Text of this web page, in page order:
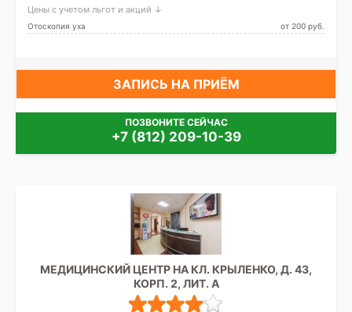
Цены с учетом льгот и акций ↓
Отоскопия уха от 200 pуб.
ЗАПИСЬ НА ПРИЁМ
ПОЗВОНИТЕ СЕЙЧАС
+7 (812) 209-10-39
МЕДИЦИНСКИЙ ЦЕНТР НА КЛ. КРЫЛЕНКО, Д. 43,
КОРП. 2, ЛИТ. А